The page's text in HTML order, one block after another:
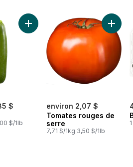
au panier
$
$/1lb
Ajouter Courgette au panier
environ 2,07 $
Tomates rouges de
serre
7,71 $/1kg 3,50 $/1lb